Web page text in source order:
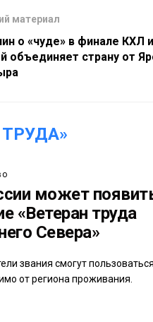
материал
о «чуде» в финале КХЛ
объединяет страну от
может
«Ветеран труда
Севера»
звания смогут
от региона проживания.